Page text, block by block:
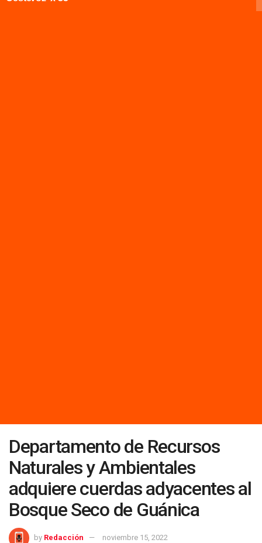
Departamento de Recursos
Naturales y Ambientales
adquiere cuerdas adyacentes al
Bosque Seco de Guánica
by Redacción noviembre 15, 2022